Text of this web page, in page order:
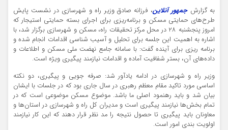
به گزارشجمهور آنلاین، فرزانه صادق وزیر راه و شهرسازی در نشست پایش
طرح‌های حمایتی مسکن و برنامه‌ریزی برای اجرای بسته حمایتی استیجار که
امروز پنجشنبه ۲۸ در محل مرکز تحقیقات راه، مسکن و شهرسازی برگزار شد، با
اشاره به اهمیت این جلسه برای تحلیل و آسیب شناسی اقدامات انجام شده و
برنامه ریزی برای آینده گفت: با سامانه جامع نهضت ملی مسکن و اطلاعات و
داده‌های آن، بستر شفافیت آماده و اقدامات نیازمند پیگیری ویژه است.
وزیر راه و شهرسازی در ادامه یادآور شد: صرفه جویی و پیگیری، دو نکته
اساسی مورد تاکید مقام معظم رهبری در سال جاری بود که در جلسات با ایشان
بیان شد و باید رهنمود اصلی ما باشد. موضوع مسکن موضوعی است که در
تمام بخش‌ها نیازمند پیگیری است و مدیران کل راه و شهرسازی در استان‌ها و
معاونان باید پیگیری تا حصول نتیجه را مد نظر قرار دهند که این کار نیازمند
اولویت بندی امور است.